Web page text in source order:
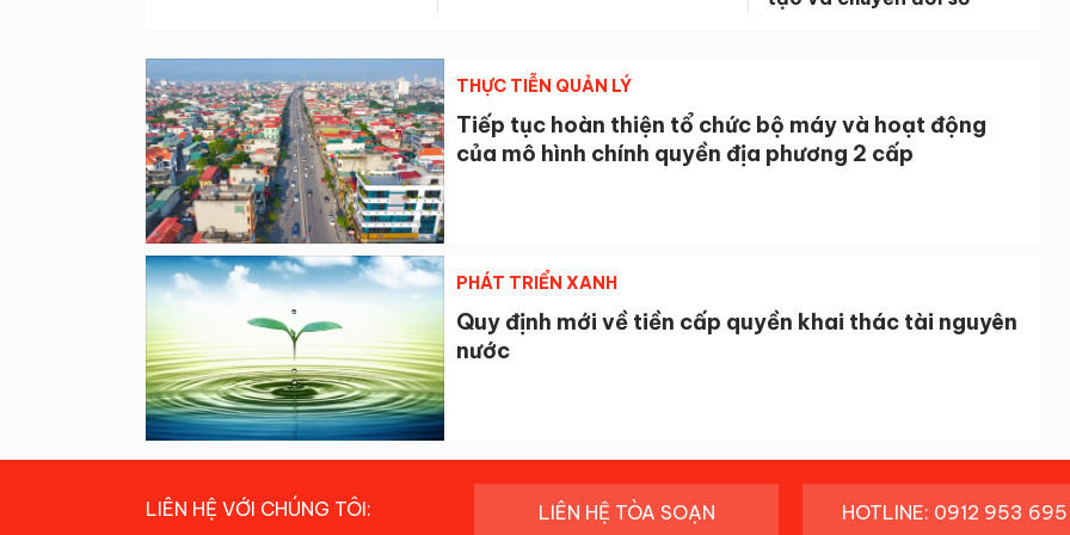
THỰC TIỄN QUẢN LÝ
Tiếp tục hoàn thiện tổ chức bộ máy và hoạt động
của mô hình chính quyền địa phương 2 cấp
PHÁT TRIỂN XANH
Quy định mới về tiền cấp quyền khai thác tài nguyên
nước
LIÊN HỆ VỚI CHÚNG TÔI: LIÊN HỆ TÒA SOẠN HOTLINE: 0912 953 695